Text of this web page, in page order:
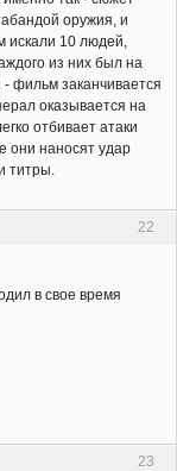
оружия, и
искали 10 людей,
из них был на
фильм заканчивается
оказывается на
отбивает атаки
они наносят удар
титры.
22
в свое время
23